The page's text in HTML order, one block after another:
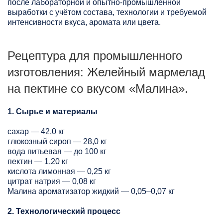
после лабораторной и опытно-промышленной
выработки с учётом состава, технологии и требуемой
интенсивности вкуса, аромата или цвета.
Рецептура для промышленного
изготовления: Желейный мармелад
на пектине со вкусом «Малина».
1. Сырье и материалы
сахар — 42,0 кг
глюкозный сироп — 28,0 кг
вода питьевая — до 100 кг
пектин — 1,20 кг
кислота лимонная — 0,25 кг
цитрат натрия — 0,08 кг
Малина ароматизатор жидкий — 0,05–0,07 кг
2. Технологический процесс